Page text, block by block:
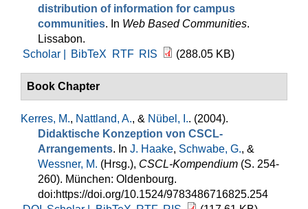
distribution of information for campus
communities. In Web Based Communities.
Lissabon.
Scholar |
BibTeX RTF RIS (288.05 KB)
Book Chapter
Kerres, M., Nattland, A., & Nübel, I.. (2004).
Didaktische Konzeption von CSCL-
Arrangements. In J. Haake, Schwabe, G., &
Wessner, M. (Hrsg.), CSCL-Kompendium (S. 254-
260). München: Oldenbourg.
doi:https://doi.org/10.1524/9783486716825.254